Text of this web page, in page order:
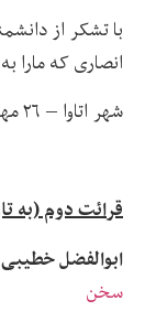
با تشکر از
انصاری که
شهر اتاوا – ۲۶ مهر ماه ۱۳۹۰ برابر ۱۸ اکتوبر ۲۰۱۱
قرائت دوم (به تاریخ ۴
ابوالفضل خطیبی
سخن